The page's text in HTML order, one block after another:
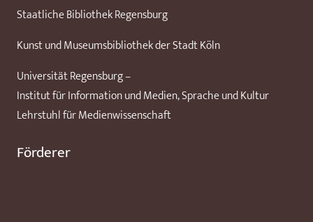
Staatliche Bibliothek Regensburg
Kunst und Museumsbibliothek der Stadt Köln
Universität Regensburg –
Institut für Information und Medien, Sprache und Kultur
Lehrstuhl für Medienwissenschaft
Förderer